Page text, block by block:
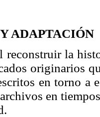
ADAPTACIÓN
la
originarios
en torno a
en